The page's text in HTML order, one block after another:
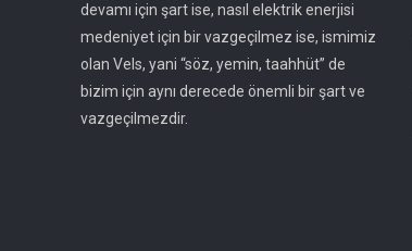
devamı için şart ise, nasıl elektrik enerjisi
medeniyet için bir vazgeçilmez ise, ismimiz
olan Vels, yani “söz, yemin, taahhüt” de
bizim için aynı derecede önemli bir şart ve
vazgeçilmezdir.